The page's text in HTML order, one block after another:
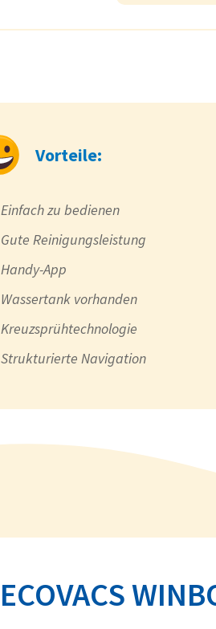
Vorteile:
Einfach zu bedienen
Gute Reinigungsleistung
Handy-App
Wassertank vorhanden
Kreuzsprühtechnologie
Strukturierte Navigation
ECOVACS